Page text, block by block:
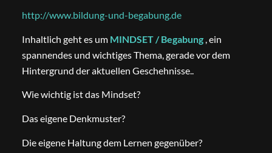
http://www.bildung-und-begabung.de
Inhaltlich geht es um MINDSET / Begabung, ein
spannendes und wichtiges Thema, gerade vor dem
Hintergrund der aktuellen Geschehnisse..
Wie wichtig ist das Mindset?
Das eigene Denkmuster?
Die eigene Haltung dem Lernen gegenüber?